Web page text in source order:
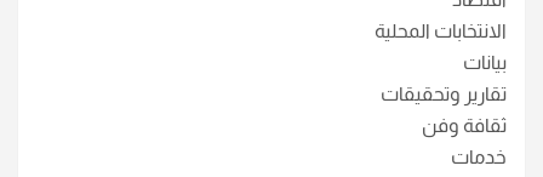
الانتخابات المحلية
بيانات
تقارير وتحقيقات
ثقافة وفن
خدمات